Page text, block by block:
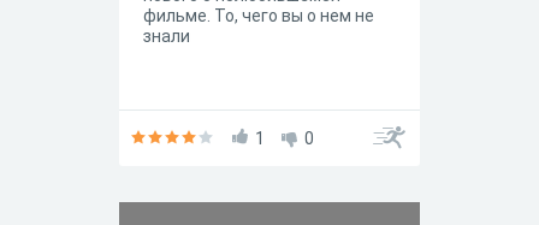
фильме. То, чего вы о нем не
знали
1 0